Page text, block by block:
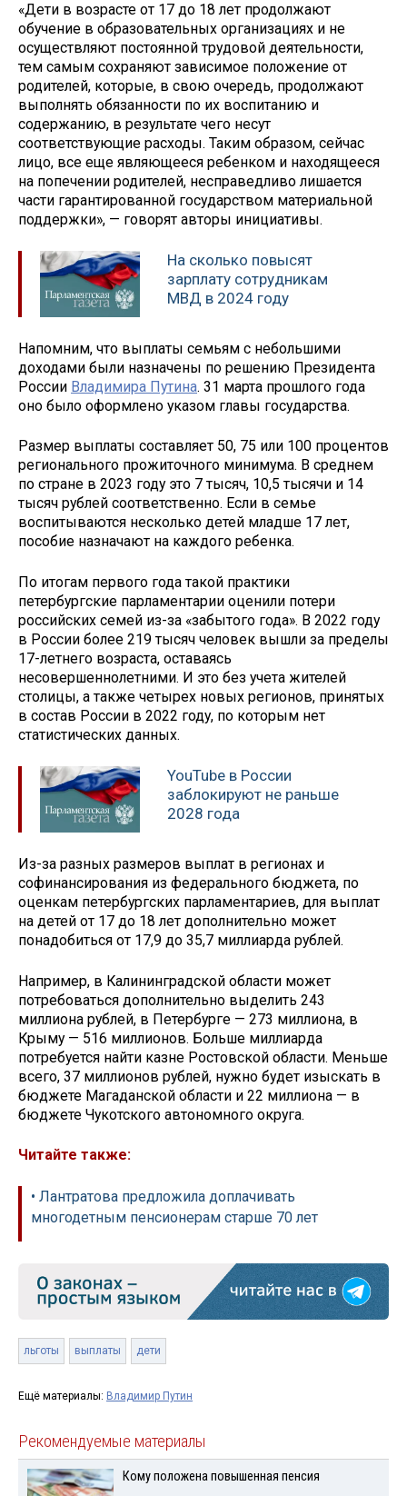
«Дети в возрасте от 17 до 18 лет продолжают
обучение в образовательных организациях и не
осуществляют постоянной трудовой деятельности,
тем самым сохраняют зависимое положение от
родителей, которые, в свою очередь, продолжают
выполнять обязанности по их воспитанию и
содержанию, в результате чего несут
соответствующие расходы. Таким образом, сейчас
лицо, все еще являющееся ребенком и находящееся
на попечении родителей, несправедливо лишается
части гарантированной государством материальной
поддержки», — говорят авторы инициативы.
На сколько повысят
зарплату сотрудникам
МВД в 2024 году
Напомним, что выплаты семьям с небольшими
доходами были назначены по решению Президента
России Владимира Путина. 31 марта прошлого года
оно было оформлено указом главы государства.
Размер выплаты составляет 50, 75 или 100 процентов
регионального прожиточного минимума. В среднем
по стране в 2023 году это 7 тысяч, 10,5 тысячи и 14
тысяч рублей соответственно. Если в семье
воспитываются несколько детей младше 17 лет,
пособие назначают на каждого ребенка.
По итогам первого года такой практики
петербургские парламентарии оценили потери
российских семей из-за «забытого года». В 2022 году
в России более 219 тысяч человек вышли за пределы
17-летнего возраста, оставаясь
несовершеннолетними. И это без учета жителей
столицы, а также четырех новых регионов, принятых
в состав России в 2022 году, по которым нет
статистических данных.
YouTube в России
заблокируют не раньше
2028 года
Из-за разных размеров выплат в регионах и
софинансирования из федерального бюджета, по
оценкам петербургских парламентариев, для выплат
на детей от 17 до 18 лет дополнительно может
понадобиться от 17,9 до 35,7 миллиарда рублей.
Например, в Калининградской области может
потребоваться дополнительно выделить 243
миллиона рублей, в Петербурге — 273 миллиона, в
Крыму — 516 миллионов. Больше миллиарда
потребуется найти казне Ростовской области. Меньше
всего, 37 миллионов рублей, нужно будет изыскать в
бюджете Магаданской области и 22 миллиона — в
бюджете Чукотского автономного округа.
Читайте также:
• Лантратова предложила доплачивать
многодетным пенсионерам старше 70 лет
льготы выплаты дети
Ещё материалы: Владимир Путин
Рекомендуемые материалы
Кому положена повышенная пенсия